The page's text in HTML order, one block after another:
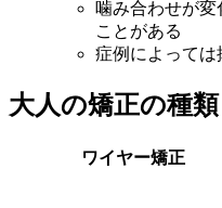
噛み合わせが
ことがある
症例によっては
大人の矯正の種類
ワイヤー矯正